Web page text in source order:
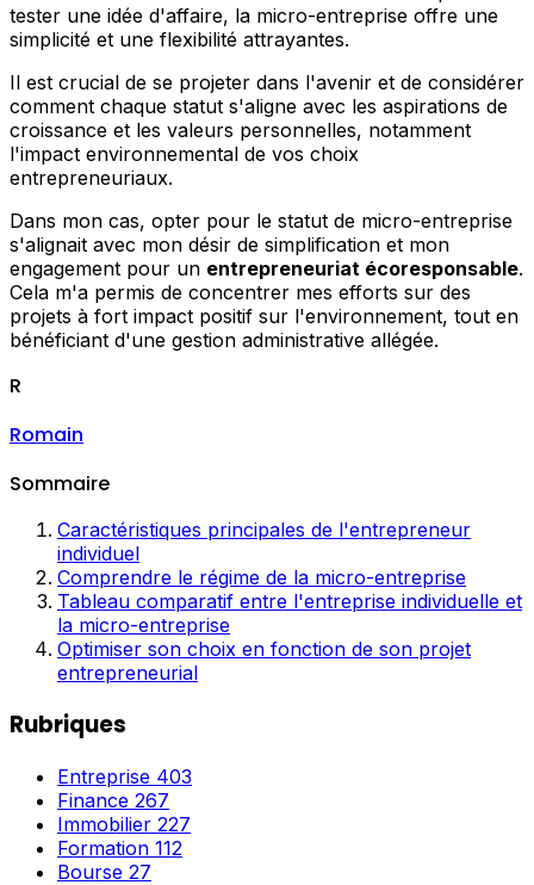
tester une idée d'affaire, la micro-entreprise offre une
simplicité et une flexibilité attrayantes.
Il est crucial de se projeter dans l'avenir et de considérer
comment chaque statut s'aligne avec les aspirations de
croissance et les valeurs personnelles, notamment
l'impact environnemental de vos choix
entrepreneuriaux.
Dans mon cas, opter pour le statut de micro-entreprise
s'alignait avec mon désir de simplification et mon
engagement pour un entrepreneuriat écoresponsable.
Cela m'a permis de concentrer mes efforts sur des
projets à fort impact positif sur l'environnement, tout en
bénéficiant d'une gestion administrative allégée.
R
Romain
Sommaire
Caractéristiques principales de l'entrepreneur
individuel
Comprendre le régime de la micro-entreprise
Tableau comparatif entre l'entreprise individuelle et
la micro-entreprise
Optimiser son choix en fonction de son projet
entrepreneurial
Rubriques
Entreprise 403
Finance 267
Immobilier 227
Formation 112
Bourse 27